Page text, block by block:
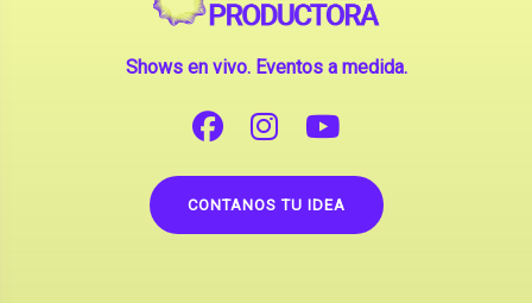
Shows en vivo. Eventos a medida.
CONTANOS TU IDEA